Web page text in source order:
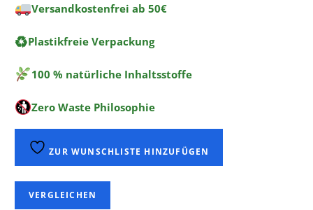
Versandkostenfrei ab 50€
♻Plastikfreie Verpackung
100 % natürliche Inhaltsstoffe
Zero Waste Philosophie
ZUR WUNSCHLISTE HINZUFÜGEN
VERGLEICHEN